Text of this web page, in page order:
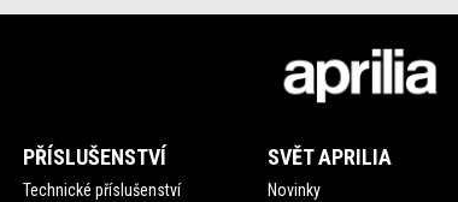
PŘÍSLUŠENSTVÍ
Technické příslušenství
SVĚT APRILIA
Novinky